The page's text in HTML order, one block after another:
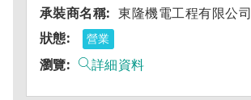
東隆機電工程有限公司
營業
詳細資料